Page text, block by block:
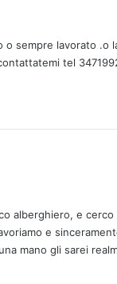
o sempre lavorato .o
tel
alberghiero, e cerco
e
mano gli sarei